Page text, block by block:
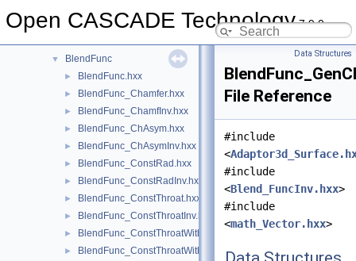
Open CASCADE Technology7.9.0
BiTgte
▼ BlendFunc
► BlendFunc.hxx
► BlendFunc_Chamfer.hxx
► BlendFunc_ChamfInv.hxx
► BlendFunc_ChAsym.hxx
► BlendFunc_ChAsymInv.hxx
► BlendFunc_ConstRad.hxx
► BlendFunc_ConstRadInv.hxx
► BlendFunc_ConstThroat.hxx
► BlendFunc_ConstThroatInv.hxx
► BlendFunc_ConstThroatWithPenetration.hxx
► BlendFunc_ConstThroatWithPenetrationInv.hxx
Data Structures
File Reference
#include
<
#include
<Blend_FuncInv.hxx>
#include
<math_Vector.hxx>